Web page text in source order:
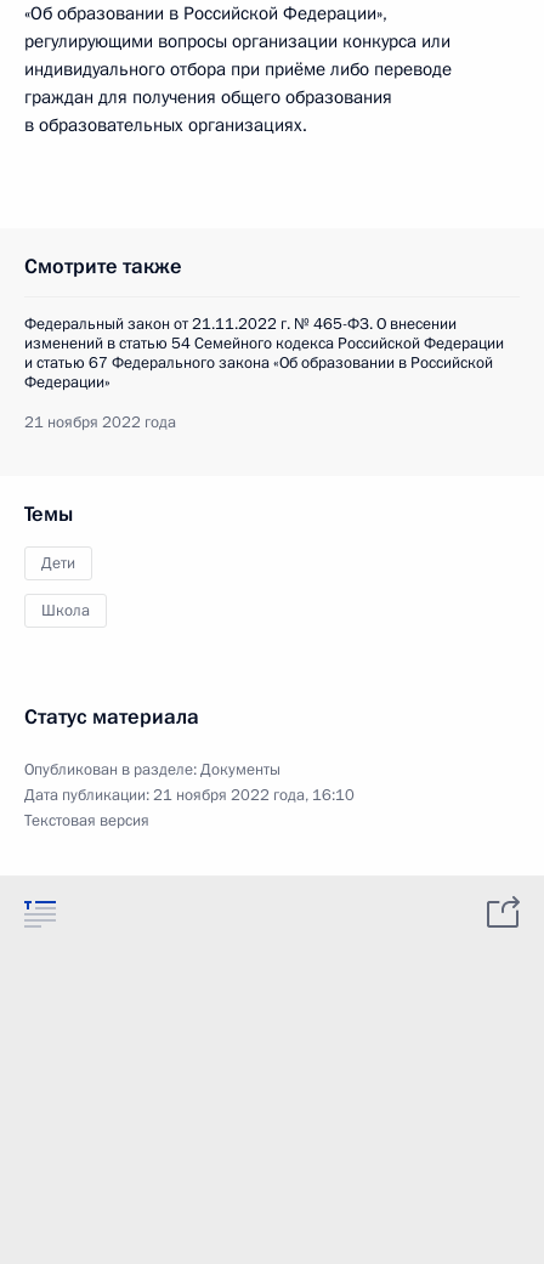
«Об образовании в Российской Федерации»,
регулирующими вопросы организации конкурса или
индивидуального отбора при приёме либо переводе
граждан для получения общего образования
в образовательных организациях.
Смотрите также
Федеральный закон от 21.11.2022 г. № 465-ФЗ. О внесении
изменений в статью 54 Семейного кодекса Российской Федерации
и статью 67 Федерального закона «Об образовании в Российской
Федерации»
21 ноября 2022 года
Темы
Дети
Школа
Статус материала
Опубликован в разделе:Документы
Дата публикации:21 ноября 2022 года, 16:10
Текстовая версия